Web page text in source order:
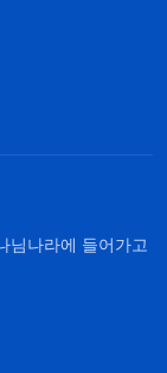
님나라에 들어가고